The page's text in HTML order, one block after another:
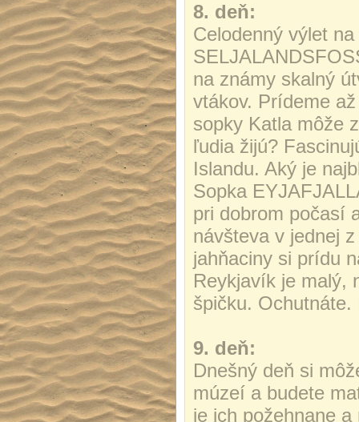
8. deň:
Celodenný výlet
na známy skalný
vtákov. Prídeme
sopky Katla môže
ľudia žijú?
Islandu. Aký je
Sopka
pri dobrom počasí
návšteva v jednej
jahňaciny si prídu
Reykjavík je malý,
špičku. Ochutnáte.
9. deň:
Dnešný deň si
múzeí a budete
je ich požehnane